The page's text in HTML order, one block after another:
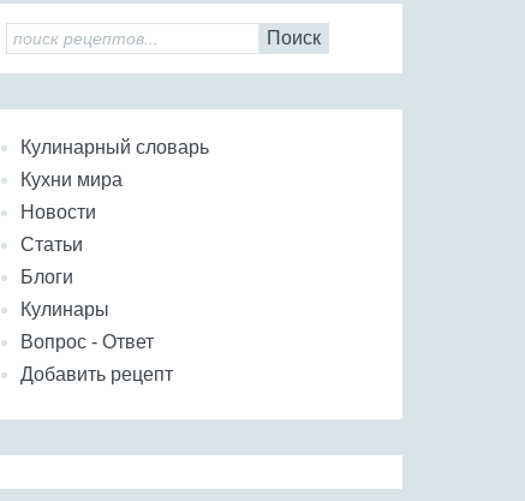
Поиск
Кулинарный словарь
Кухни мира
Новости
Статьи
Блоги
Кулинары
Вопрос - Ответ
Добавить рецепт